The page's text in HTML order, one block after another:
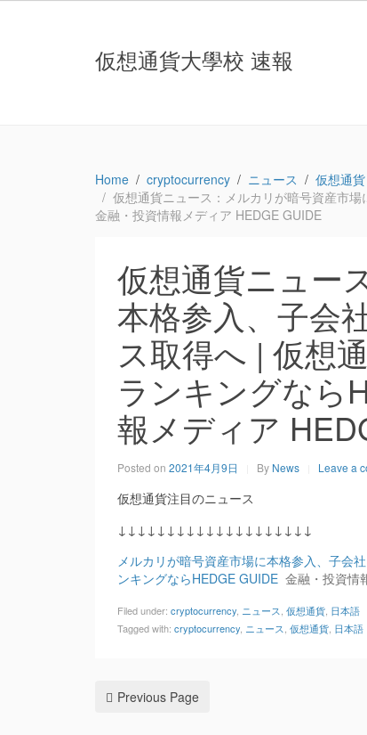
仮想通貨大學校 速報
Home cryptocurrency ニュース 仮想通貨
仮想通貨ニュース：メルカリが暗号資産市
金融・投資情報メディア HEDGE GUIDE
仮想通貨ニュー
本格参入、子会
ス取得へ | 仮想
ランキングなら
報メディア
Posted on 2021年4月9日 By News Leave a
仮想通貨注目のニュース
↓↓↓↓↓↓↓↓↓↓↓↓↓↓↓↓↓↓↓↓
メルカリが暗号資産市場に本格参入、子会
ンキングならHEDGE GUIDE 金融・投資情
Filed under: cryptocurrency ニュース 仮想通貨 日本語
Tagged with: cryptocurrency ニュース 仮想通貨 日本語
Previous Page